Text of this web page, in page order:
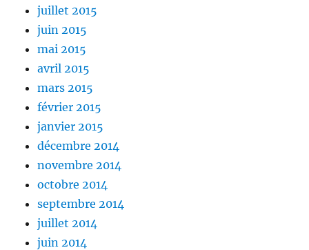
juillet 2015
juin 2015
mai 2015
avril 2015
mars 2015
février 2015
janvier 2015
décembre 2014
novembre 2014
octobre 2014
septembre 2014
juillet 2014
juin 2014